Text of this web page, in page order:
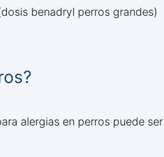
benadryl perros grandes)
alergias en perros puede